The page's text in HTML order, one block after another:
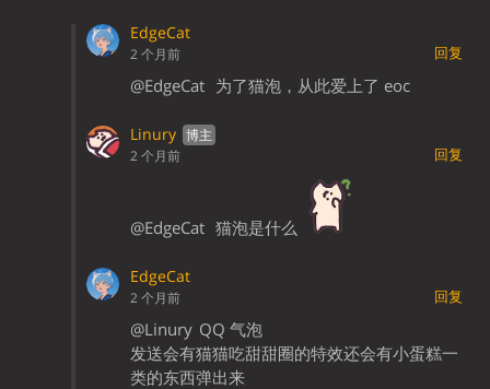
EdgeCat
回复
2 个月前
@EdgeCat 为了猫泡，从此爱上了 eoc
Linury
回复
2 个月前
@EdgeCat 猫泡是什么
EdgeCat
回复
2 个月前
@Linury QQ 气泡
发送会有猫猫吃甜甜圈的特效还会有小蛋糕一
类的东西弹出来